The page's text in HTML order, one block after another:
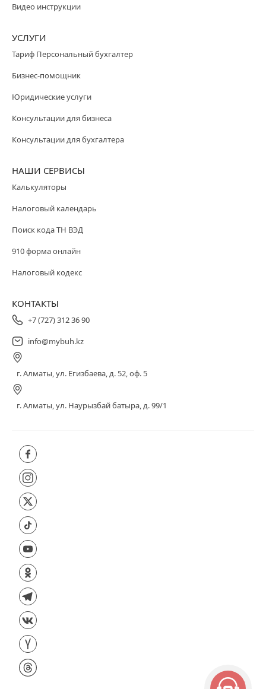
Видео инструкции
УСЛУГИ
Тариф Персональный бухгалтер
Бизнес-помощник
Юридические услуги
Консультации для бизнеса
Консультации для бухгалтера
НАШИ СЕРВИСЫ
Калькуляторы
Налоговый календарь
Поиск кода ТН ВЭД
910 форма онлайн
Налоговый кодекс
КОНТАКТЫ
+7 (727) 312 36 90
info@mybuh.kz
г. Алматы, ул. Егизбаева, д. 52, оф. 5
г. Алматы, ул. Наурызбай батыра, д. 99/1